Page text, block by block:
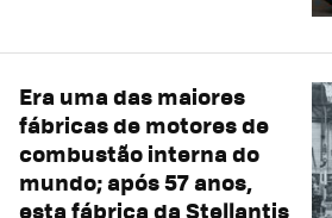
Era uma das maiores
fábricas de motores de
combustão interna do
mundo; após 57 anos,
esta fábrica da Stellantis